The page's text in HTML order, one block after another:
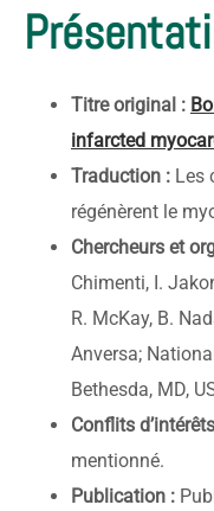
Titre original :
infarcted
Traduction : Les
régénèrent le
Chercheurs et
Chimenti, I.
R. McKay, B.
Anversa;
Bethesda, MD,
Conflits
mentionné.
Publication :